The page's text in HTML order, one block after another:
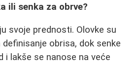
ili senka za obrve?
svoje prednosti. Olovke su
obrisa, dok senke
i lakše se nanose na veće